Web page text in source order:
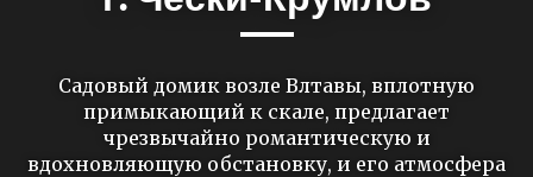
Садовый домик возле Влтавы, вплотную
примыкающий к скале, предлагает
чрезвычайно романтическую и
вдохновляющую обстановку, и его атмосфера